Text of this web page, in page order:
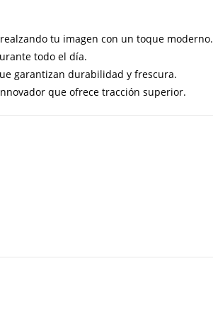
tu imagen con un toque moderno.
todo el día.
garantizan durabilidad y frescura.
que ofrece tracción superior.